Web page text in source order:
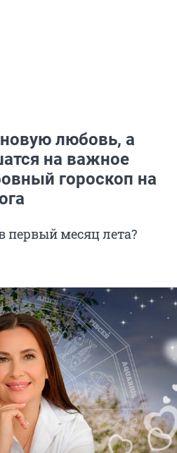
любовь, а
на важное
гороскоп на
первый месяц лета?